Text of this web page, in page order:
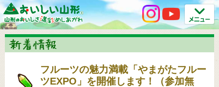
フルーツの魅力満載「やまがたフルー
ツEXPO」を開催します！（参加無